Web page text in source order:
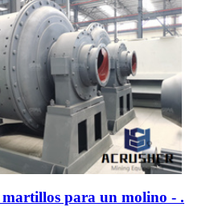
para un molino - .